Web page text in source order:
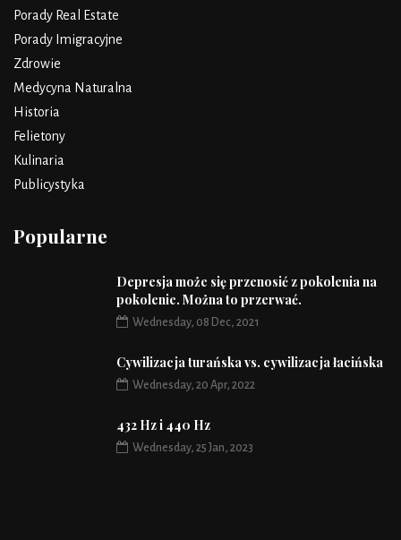
Porady Real Estate
Porady Imigracyjne
Zdrowie
Medycyna Naturalna
Historia
Felietony
Kulinaria
Publicystyka
Popularne
Depresja może się przenosić z pokolenia na
pokolenie. Można to przerwać.
Wednesday, 08 Dec, 2021
Cywilizacja turańska vs. cywilizacja łacińska
Wednesday, 20 Apr, 2022
432 Hz i 440 Hz
Wednesday, 25 Jan, 2023